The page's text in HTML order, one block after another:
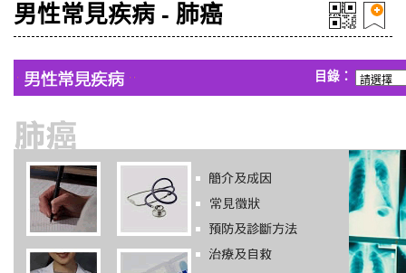
男性常見疾病 - 肺癌
目錄：